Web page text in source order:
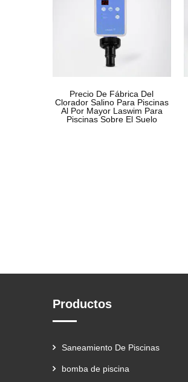
Precio De Fábrica Del
Clorador Salino Para Piscinas
Al Por Mayor Laswim Para
Piscinas Sobre El Suelo
Productos
Saneamiento De Piscinas
bomba de piscina